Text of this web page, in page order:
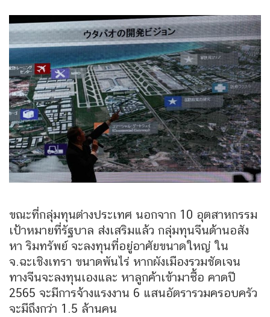
ขณะที่กลุ่มทุนต่างประเทศ นอกจาก 10 อุตสาหกรรม
เป้าหมายที่รัฐบาล ส่งเสริมแล้ว กลุ่มทุนจีนด้านอสัง
หา ริมทรัพย์ จะลงทุนที่อยู่อาศัยขนาดใหญ่ ใน
จ.ฉะเชิงเทรา ขนาดพันไร่ หากผังเมืองรวมชัดเจน
ทางจีนจะลงทุนเองและ หาลูกค้าเข้ามาซื้อ คาดปี
2565 จะมีการจ้างแรงงาน 6 แสนอัตรารวมครอบครัว
จะมีถึงกว่า 1.5 ล้านคน